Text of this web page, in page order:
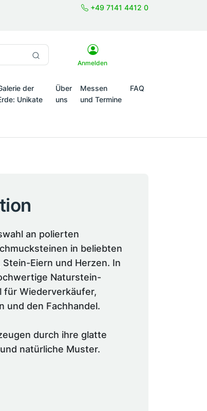
+49 7141 4412 0
Anmelden
der
Unikate
Über
uns
Messen
und Termine
FAQ
an polierten
in beliebten
Eiern und Herzen. In
Naturstein-
für Wiederverkäufer,
und den Fachhandel.
durch ihre glatte
natürliche Muster.